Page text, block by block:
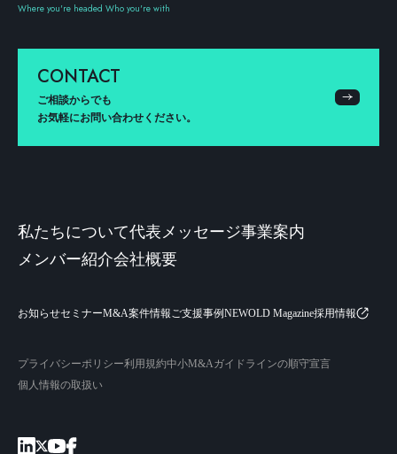
Where you're headed Who you're with
CONTACT
ご相談からでも
お気軽にお問い合わせください。
私たちについて代表メッセージ事業案内
メンバー紹介会社概要
お知らせセミナーM&A案件情報 ご支援事例NEWOLD Magazine採用情報
プライバシーポリシー利用規約中小M&Aガイドラインの順守宣言
個人情報の取扱い